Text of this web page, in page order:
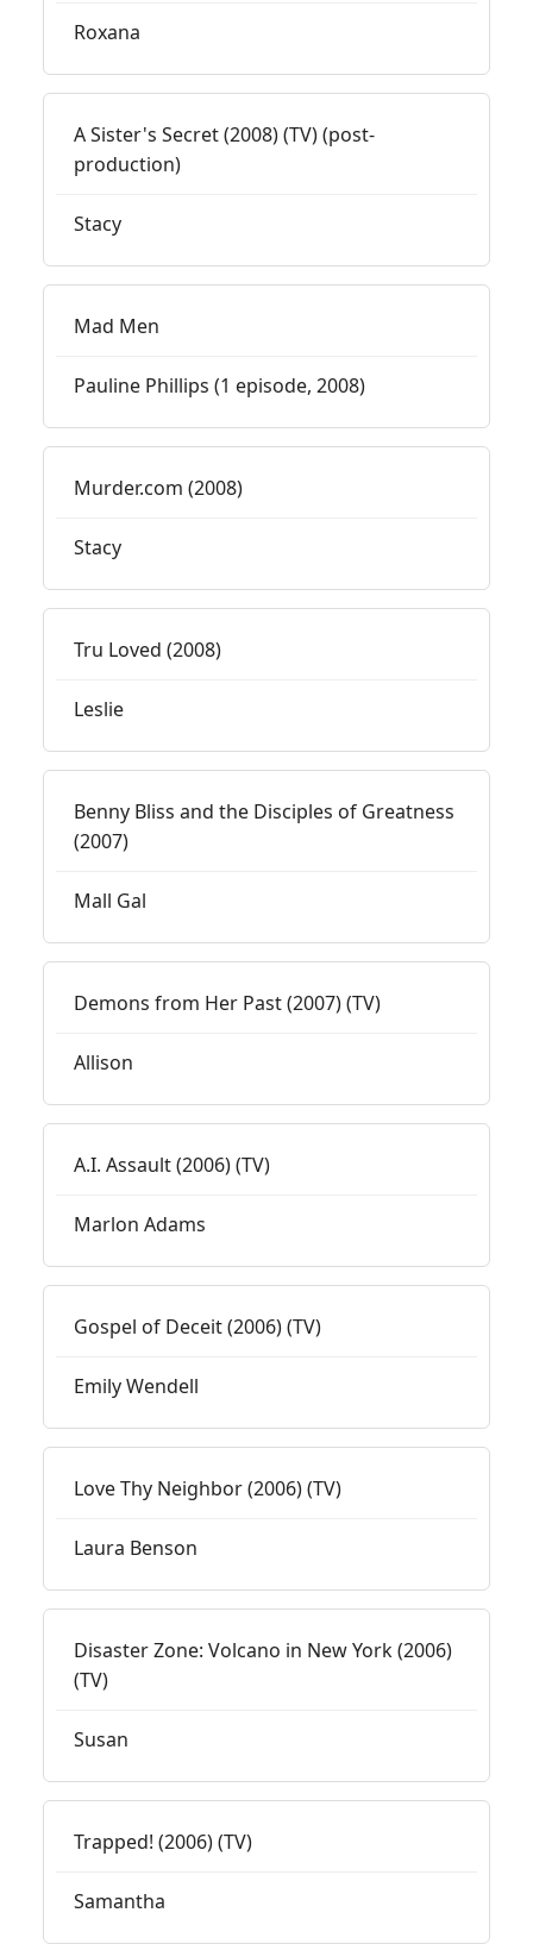
Roxana
A Sister's Secret (2008) (TV) (post-
production)
Stacy
Mad Men
Pauline Phillips (1 episode, 2008)
Murder.com (2008)
Stacy
Tru Loved (2008)
Leslie
Benny Bliss and the Disciples of Greatness
(2007)
Mall Gal
Demons from Her Past (2007) (TV)
Allison
A.I. Assault (2006) (TV)
Marlon Adams
Gospel of Deceit (2006) (TV)
Emily Wendell
Love Thy Neighbor (2006) (TV)
Laura Benson
Disaster Zone: Volcano in New York (2006)
(TV)
Susan
Trapped! (2006) (TV)
Samantha